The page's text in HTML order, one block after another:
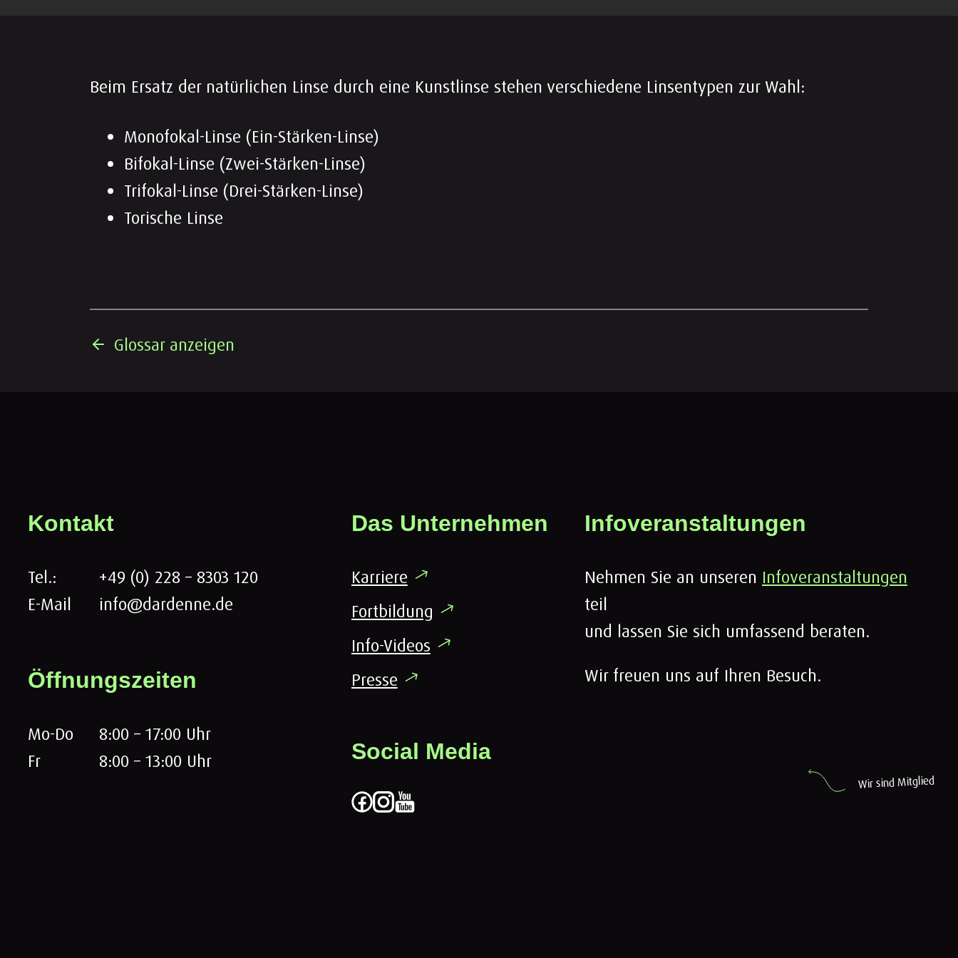
Beim Ersatz der natürlichen Linse durch eine Kunstlinse stehen verschiedene Linsentypen zur Wahl:
Monofokal-Linse (Ein-Stärken-Linse)
Bifokal-Linse (Zwei-Stärken-Linse)
Trifokal-Linse (Drei-Stärken-Linse)
Torische Linse
Glossar anzeigen
Kontakt
Tel.:
+49 (0) 228 – 8303 120
E-Mail
info@dardenne.de
Öffnungszeiten
Mo-Do
8:00 – 17:00 Uhr
Fr
8:00 – 13:00 Uhr
Das Unternehmen
Karriere
Fortbildung
Info-Videos
Presse
Social Media
Infoveranstaltungen
Nehmen Sie an unseren Infoveranstaltungen
teil
und lassen Sie sich umfassend beraten.
Wir freuen uns auf Ihren Besuch.
Wirsind Mitglied